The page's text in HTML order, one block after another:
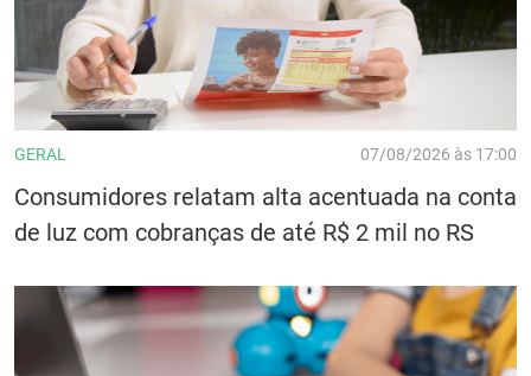
GERAL 07/08/2026 às 17:00
Consumidores relatam alta acentuada na conta
de luz com cobranças de até R$ 2 mil no RS